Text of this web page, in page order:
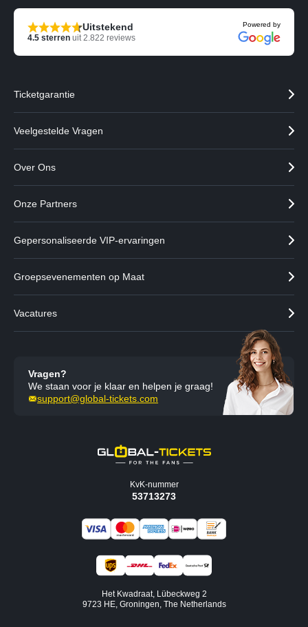
Uitstekend
4.5 sterren uit2.822 reviews
Powered by
Ticketgarantie
Veelgestelde Vragen
Over Ons
Onze Partners
Gepersonaliseerde VIP-ervaringen
Groepsevenementen op Maat
Vacatures
Vragen?
We staan voor je klaar en helpen je graag!
support@global-tickets.com
KvK-nummer
53713273
Het Kwadraat, Lübeckweg 2
9723 HE, Groningen, The Netherlands